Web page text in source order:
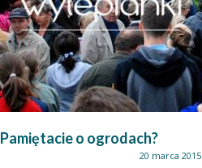
Pamiętacie o ogrodach?
20 marca 2015